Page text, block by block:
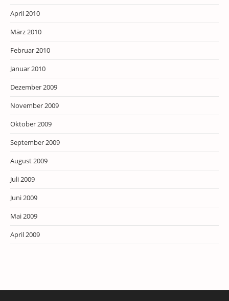
April 2010
März 2010
Februar 2010
Januar 2010
Dezember 2009
November 2009
Oktober 2009
September 2009
August 2009
Juli 2009
Juni 2009
Mai 2009
April 2009